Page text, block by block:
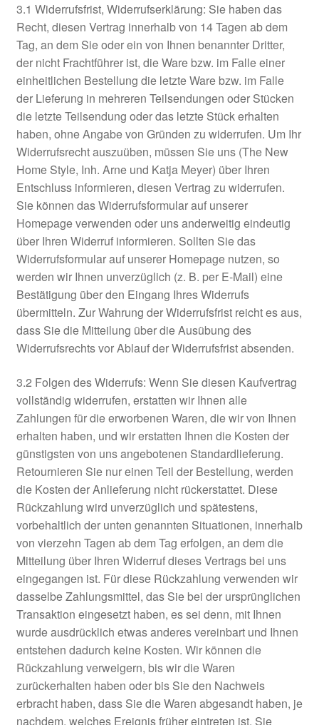
3.1 Widerrufsfrist, Widerrufserklärung: Sie haben das
Recht, diesen Vertrag innerhalb von 14 Tagen ab dem
Tag, an dem Sie oder ein von Ihnen benannter Dritter,
der nicht Frachtführer ist, die Ware bzw. im Falle einer
einheitlichen Bestellung die letzte Ware bzw. im Falle
der Lieferung in mehreren Teilsendungen oder Stücken
die letzte Teilsendung oder das letzte Stück erhalten
haben, ohne Angabe von Gründen zu widerrufen. Um Ihr
Widerrufsrecht auszuüben, müssen Sie uns (The New
Home Style, Inh. Arne und Katja Meyer) über Ihren
Entschluss informieren, diesen Vertrag zu widerrufen.
Sie können das Widerrufsformular auf unserer
Homepage verwenden oder uns anderweitig eindeutig
über Ihren Widerruf informieren. Sollten Sie das
Widerrufsformular auf unserer Homepage nutzen, so
werden wir Ihnen unverzüglich (z. B. per E-Mail) eine
Bestätigung über den Eingang Ihres Widerrufs
übermitteln. Zur Wahrung der Widerrufsfrist reicht es aus,
dass Sie die Mitteilung über die Ausübung des
Widerrufsrechts vor Ablauf der Widerrufsfrist absenden.
3.2 Folgen des Widerrufs: Wenn Sie diesen Kaufvertrag
vollständig widerrufen, erstatten wir Ihnen alle
Zahlungen für die erworbenen Waren, die wir von Ihnen
erhalten haben, und wir erstatten Ihnen die Kosten der
günstigsten von uns angebotenen Standardlieferung.
Retournieren Sie nur einen Teil der Bestellung, werden
die Kosten der Anlieferung nicht rückerstattet. Diese
Rückzahlung wird unverzüglich und spätestens,
vorbehaltlich der unten genannten Situationen, innerhalb
von vierzehn Tagen ab dem Tag erfolgen, an dem die
Mitteilung über Ihren Widerruf dieses Vertrags bei uns
eingegangen ist. Für diese Rückzahlung verwenden wir
dasselbe Zahlungsmittel, das Sie bei der ursprünglichen
Transaktion eingesetzt haben, es sei denn, mit Ihnen
wurde ausdrücklich etwas anderes vereinbart und Ihnen
entstehen dadurch keine Kosten. Wir können die
Rückzahlung verweigern, bis wir die Waren
zurückerhalten haben oder bis Sie den Nachweis
erbracht haben, dass Sie die Waren abgesandt haben, je
nachdem, welches Ereignis früher eintreten ist. Sie